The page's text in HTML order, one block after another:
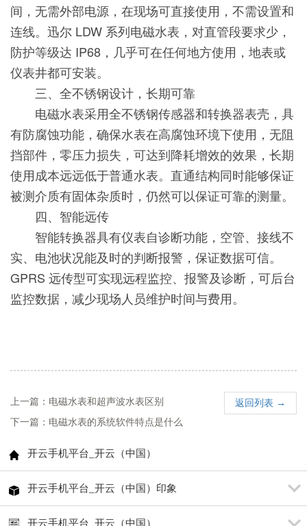
间，无需外部电源，在现场可直接使用，不需设置和
连线。迅尔 LDW 系列电磁水表，对直管段要求少，
防护等级达 IP68，几乎可在任何地方使用，地表或
仪表井都可安装。
三、全不锈钢设计，长期可靠
电磁水表采用全不锈钢传感器和转换器表壳，具
有防腐蚀功能，确保水表在高腐蚀环境下使用，无阻
挡部件，零压力损失，可达到降耗增效的效果，长期
使用成本远远低于普通水表。直通结构同时能够保证
被测介质有固体杂质时，仍然可以保证可靠的测量。
四、智能远传
智能转换器具有仪表自诊断功能，空管、接线不
实、电池状况能及时的判断报警，保证数据可信。
GPRS 远传型可实现远程监控、报警及诊断，可后台
监控数据，减少现场人员维护时间与费用。
上一篇：电磁水表和超声波水表区别
下一篇：电磁水表的系统软件特点是什么
返回列表 →
开云手机平台_开云（中国）
开云手机平台_开云（中国）印象
开云手机平台_开云（中国）